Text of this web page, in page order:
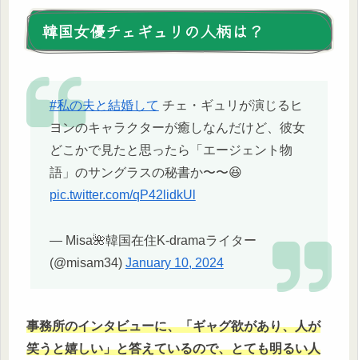
韓国女優チェギュリの人柄は？
#私の夫と結婚して チェ・ギュリが演じるヒ
ヨンのキャラクターが癒しなんだけど、彼女
どこかで見たと思ったら「エージェント物
語」のサングラスの秘書か〜〜😆
pic.twitter.com/qP42lidkUl
— Misa🌺韓国在住K-dramaライター
(@misam34) January 10, 2024
事務所のインタビューに、「ギャグ欲があり、人が
笑うと嬉しい」と答えているので、とても明るい人